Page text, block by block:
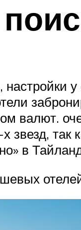
валют.
звезд, так
в